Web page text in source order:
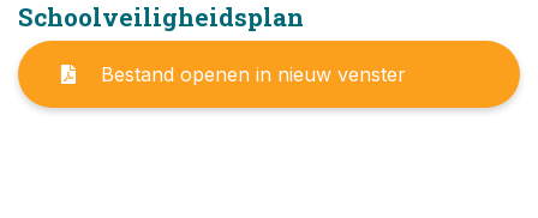
Praktische informatie
Kennismaking
Schoolveiligheidsplan
Bestand openen in nieuw venster